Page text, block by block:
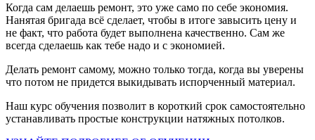
Когда сам делаешь ремонт, это уже само по себе экономия.
Нанятая бригада всё сделает, чтобы в итоге завысить цену и
не факт, что работа будет выполнена качественно. Сам же
всегда сделаешь как тебе надо и с экономией.
Делать ремонт самому, можно только тогда, когда вы уверены
что потом не придется выкидывать испорченный материал.
Наш курс обучения позволит в короткий срок самостоятельно
устанавливать простые конструкции натяжных потолков.